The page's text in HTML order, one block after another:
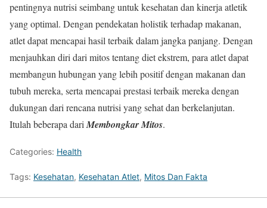
pentingnya nutrisi seimbang untuk kesehatan dan kinerja atletik
yang optimal. Dengan pendekatan holistik terhadap makanan,
atlet dapat mencapai hasil terbaik dalam jangka panjang. Dengan
menjauhkan diri dari mitos tentang diet ekstrem, para atlet dapat
membangun hubungan yang lebih positif dengan makanan dan
tubuh mereka, serta mencapai prestasi terbaik mereka dengan
dukungan dari rencana nutrisi yang sehat dan berkelanjutan.
Itulah beberapa dari Membongkar Mitos.
Categories: Health
Tags: Kesehatan, Kesehatan Atlet, Mitos Dan Fakta